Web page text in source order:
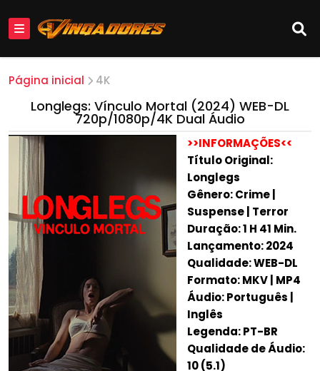
Página inicial 4K
Longlegs: Vínculo Mortal (2024) WEB-DL
720p/1080p/4K Dual Áudio
>>INFORMAÇÕES<<
Título Original:
Longlegs
Gênero: Crime |
Suspense | Terror
Duração: 1 H 41 Min.
Lançamento: 2024
Qualidade: WEB-DL
Formato: MKV | MP4
Áudio: Português |
Inglês
Legenda: PT-BR
Qualidade de Áudio:
10 (5.1)